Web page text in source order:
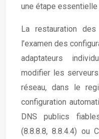
une étape
La restauration
l’examen des
adaptateurs
modifier les
réseau, dans le
configuration
DNS publics
(8.8.8.8, 8.8.4.4) ou